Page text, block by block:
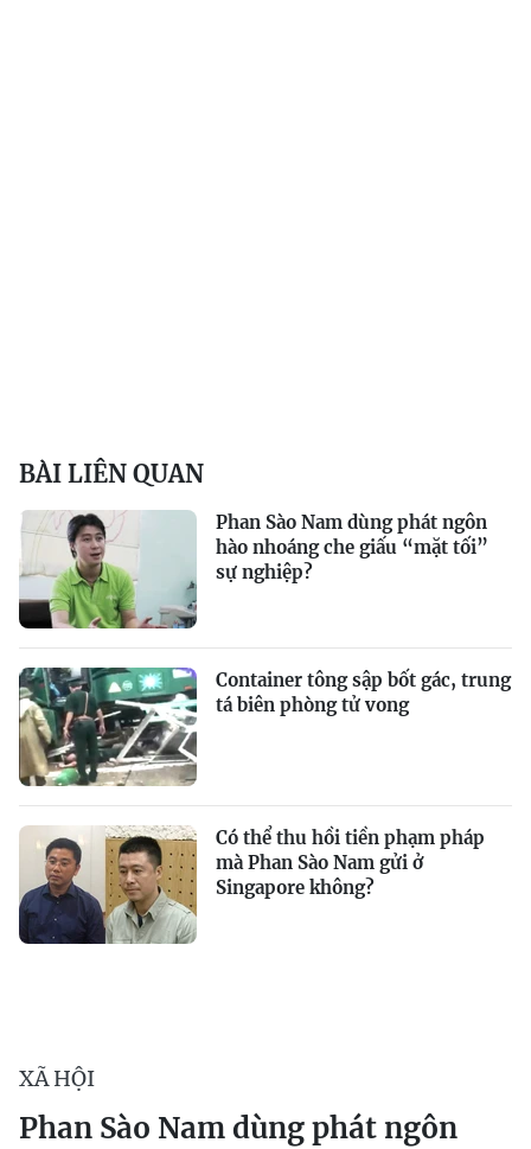
BÀI LIÊN QUAN
Phan Sào Nam dùng phát ngôn
hào nhoáng che giấu “mặt tối”
sự nghiệp?
Container tông sập bốt gác, trung
tá biên phòng tử vong
Có thể thu hồi tiền phạm pháp
mà Phan Sào Nam gửi ở
Singapore không?
XÃ HỘI
Phan Sào Nam dùng phát ngôn